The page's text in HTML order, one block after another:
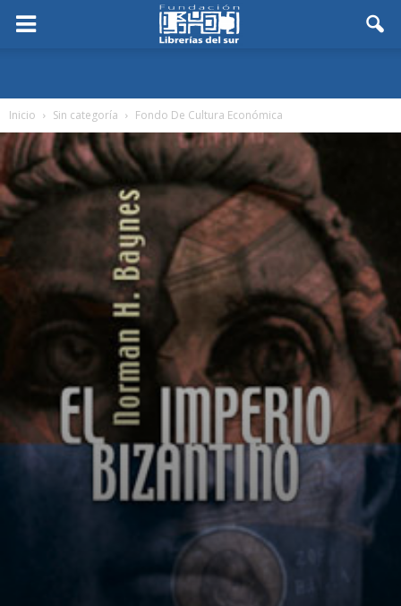
Inicio Sin categoría Fondo De Cultura Económica